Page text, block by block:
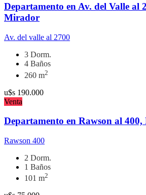
Departamento en Av. del Valle al
Mirador
Av. del valle al 2700
3 Dorm.
4 Baños
260 m2
u$s 190.000
Venta
Departamento en Rawson al
Rawson 400
2 Dorm.
1 Baños
101 m2